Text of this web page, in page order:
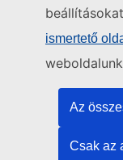
ismertető
Az
Csak az